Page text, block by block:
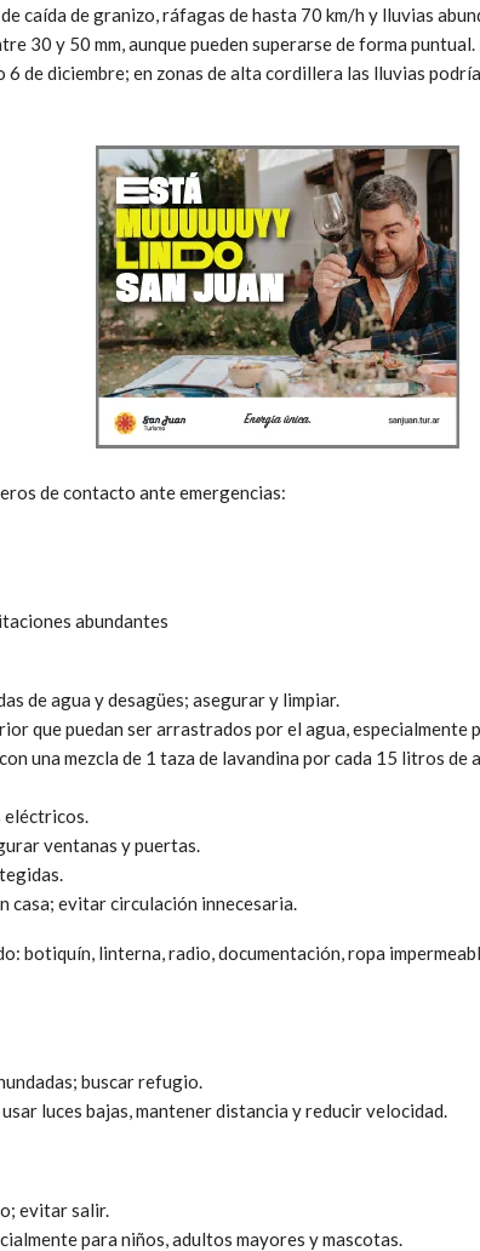
caída de granizo, ráfagas de hasta 70 km/h y lluvias
30 y 50 mm, aunque pueden superarse de forma
6 de diciembre; en zonas de alta cordillera las lluvias
de contacto ante emergencias:
abundantes
de agua y desagües; asegurar y limpiar.
que puedan ser arrastrados por el agua, especialmente
una mezcla de 1 taza de lavandina por cada 15 litros de
ventanas y puertas.
casa; evitar circulación innecesaria.
botiquín, linterna, radio, documentación, ropa
buscar refugio.
luces bajas, mantener distancia y reducir velocidad.
evitar salir.
para niños, adultos mayores y mascotas.